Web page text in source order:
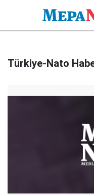
Türkiye-Nato